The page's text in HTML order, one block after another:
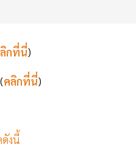
กที่นี่)
คลิกที่นี่)
งนี้